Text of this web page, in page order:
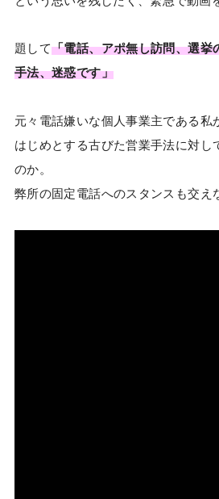
題して「電話、アポ無し訪問、選挙
手法、迷惑です」
元々電話嫌いな個人事業主である私
はじめとする古びた営業手法に対し
のか。
弊所の固定電話へのスタンスも交え